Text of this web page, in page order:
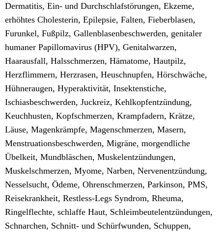
Dermatitis, Ein- und Durchschlafstörungen, Ekzeme,
erhöhtes Cholesterin, Epilepsie, Falten, Fieberblasen,
Furunkel, Fußpilz, Gallenblasenbeschwerden, genitaler
humaner Papillomavirus (HPV), Genitalwarzen,
Haarausfall, Halsschmerzen, Hämatome, Hautpilz,
Herzflimmern, Herzrasen, Heuschnupfen, Hörschwäche,
Hühneraugen, Hyperaktivität, Insektenstiche,
Ischiasbeschwerden, Juckreiz, Kehlkopfentzündung,
Keuchhusten, Kopfschmerzen, Krampfadern, Krätze,
Läuse, Magenkrämpfe, Magenschmerzen, Masern,
Menstruationsbeschwerden, Migräne, morgendliche
Übelkeit, Mundbläschen, Muskelentzündungen,
Muskelschmerzen, Myome, Narben, Nervenentzündung,
Nesselsucht, Ödeme, Ohrenschmerzen, Parkinson, PMS,
Reisekrankheit, Restless-Legs Syndrom, Rheuma,
Ringelflechte, schlaffe Haut, Schleimbeutelentzündungen,
Schnarchen, Schnitt- und Schürfwunden, Schuppen,